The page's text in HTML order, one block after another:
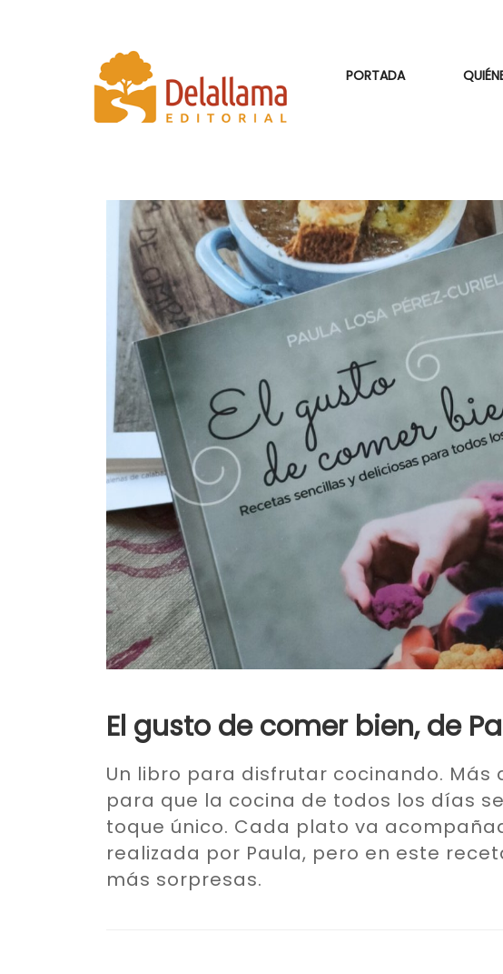
PORTADA
El gusto de comer bien, de
Un libro para disfrutar cocinando.
para que la cocina de todos los días
toque único. Cada plato va
realizada por Paula, pero en este
más sorpresas.